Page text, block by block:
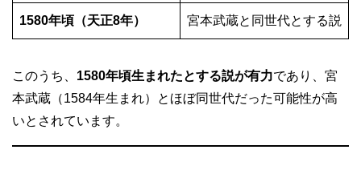
1580年頃（天正8年） 宮本武蔵と同世代とする説
このうち、 1580年頃生まれたとする説が有力であり、宮
本武蔵（1584年生まれ）とほぼ同世代だった可能性が高
いとされています。